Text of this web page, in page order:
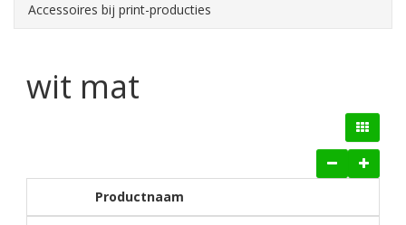
Accessoires bij print-producties
wit mat
Productnaam